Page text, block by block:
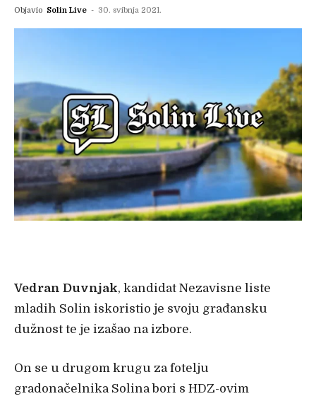
Objavio Solin Live - 30. svibnja 2021.
Vedran Duvnjak, kandidat Nezavisne liste
mladih Solin iskoristio je svoju građansku
dužnost te je izašao na izbore.
On se u drugom krugu za fotelju
gradonačelnika Solina bori s HDZ-ovim